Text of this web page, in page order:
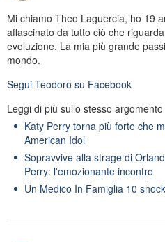
Mi chiamo Theo Laguercia, ho 19
affascinato da tutto ciò che
evoluzione. La mia più grande
mondo.
Segui Teodoro su Facebook
Leggi di più sullo stesso
Katy Perry torna più forte che
American Idol
Sopravvive alla strage di
Perry: l'emozionante incontro
Un Medico In Famiglia 10